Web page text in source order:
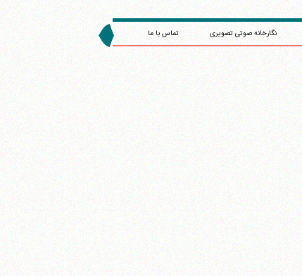
نگارخانه صوتی تصویری تماس با ما